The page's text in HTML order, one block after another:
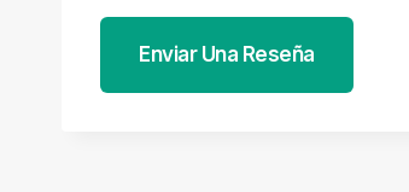
Enviar Una Reseña